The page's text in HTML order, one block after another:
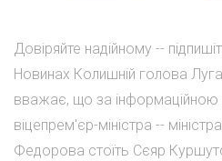
Довіряйте надійному --
Новинах Колишній голова
вважає, що за інформаційною
віцепрем'єр-міністра --
Федорова стоїть Сєяр